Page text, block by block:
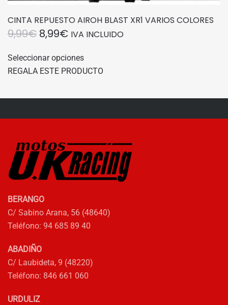
CINTA REPUESTO AIROH BLAST XR1 VARIOS COLORES
9,99€ EL
ORIGINAL
8,99€EL
ACTUAL
IVA INCLUIDO
Seleccionar opcionesproducto
tiene
variantes.
pueden
elegir
en
de
REGALA ESTE PRODUCTO
BERANGO
C/ Sabino Arana, 56 (48640)
Teléfono: 94 685 89 40
ABADIÑO
C/ Laubideta, 9 (48220)
Teléfono: 846 661 060
URDULIZ